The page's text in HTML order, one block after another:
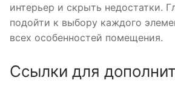
интерьер и скрыть недостатки.
подойти к выбору каждого
всех особенностей помещения.
Ссылки для